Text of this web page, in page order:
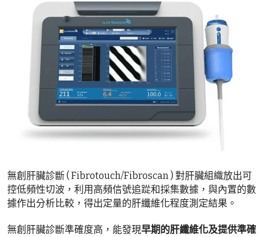
無創肝臟診斷 ( Fibrotouch/Fibroscan ) 對肝臟組織放出可
控低頻性切波，利用高頻信號追踨和採集數據，與內置的數
據作出分析比較，得出定量的肝纖維化程度測定結果。
無創肝臟診斷準確度高，能發現早期的肝纖維化及提供準確